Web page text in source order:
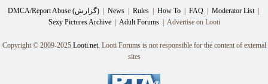
DMCA/Report Abuse (گزارش) | News | Rules | How To | FAQ | Moderator List |
Sexy Pictures Archive | Adult Forums |Advertise on Looti
Copyright © 2009-2025 Looti.net. Looti Forums is not responsible for the content of external
sites